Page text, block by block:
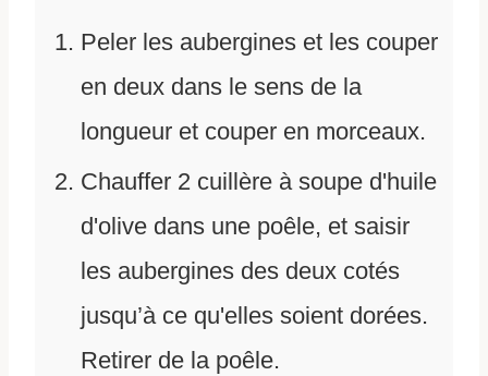
Peler les aubergines et les couper
en deux dans le sens de la
longueur et couper en morceaux.
Chauffer 2 cuillère à soupe d'huile
d'olive dans une poêle, et saisir
les aubergines des deux cotés
jusqu’à ce qu'elles soient dorées.
Retirer de la poêle.